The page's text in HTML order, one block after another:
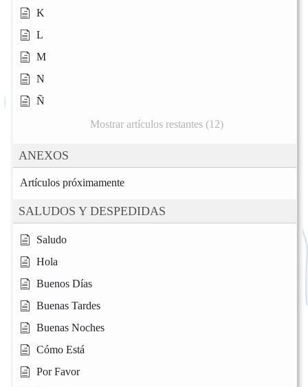
K
L
M
N
Ñ
Mostrar artículos restantes (12)
ANEXOS
Artículos próximamente
SALUDOS Y DESPEDIDAS
Saludo
Hola
Buenos Días
Buenas Tardes
Buenas Noches
Cómo Está
Por Favor